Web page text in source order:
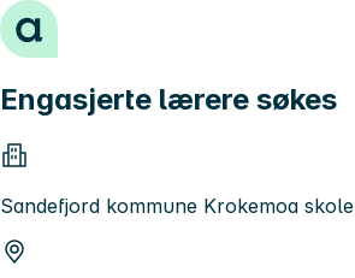
Hopp til innhold
Engasjerte lærere søkes
Sandefjord kommune Krokemoa skole